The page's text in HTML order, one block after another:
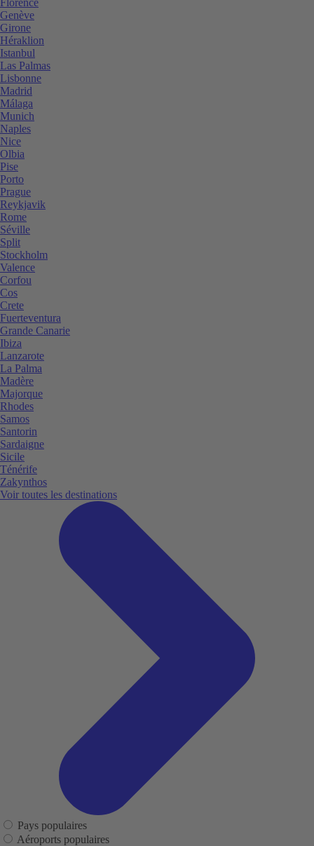
Genève
Girone
Héraklion
Istanbul
Las Palmas
Lisbonne
Madrid
Málaga
Munich
Naples
Nice
Olbia
Pise
Porto
Prague
Reykjavik
Rome
Séville
Split
Stockholm
Valence
Corfou
Cos
Crete
Fuerteventura
Grande Canarie
Ibiza
Lanzarote
La Palma
Madère
Majorque
Rhodes
Samos
Santorin
Sardaigne
Sicile
Ténérife
Zakynthos
Voir toutes les destinations
Pays populaires
Aéroports populaires